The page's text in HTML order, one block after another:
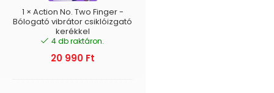
vibrátor
csiklóizgató
kerékkel
1 × Action No. Two Finger -
Bólogató vibrátor csiklóizgató
kerékkel
4 db raktáron.
20 990 Ft